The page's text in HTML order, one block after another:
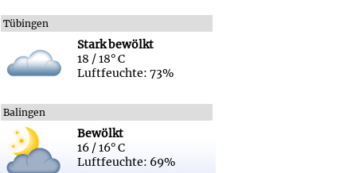
Tübingen
Stark bewölkt
18 / 18° C
Luftfeuchte: 73%
Balingen
Bewölkt
16 / 16° C
Luftfeuchte: 69%